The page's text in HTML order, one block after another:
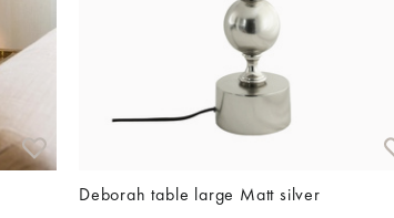
Deborah table large Matt silver